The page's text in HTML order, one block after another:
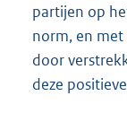
partijen op
norm, en
door
deze